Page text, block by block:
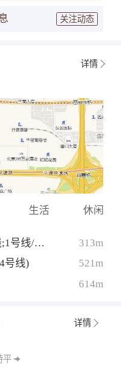
关注动态
详情
生活 休闲
大望路(在建28号线;14号线;1号线/八通线)
313m
号线)
521m
614m
详情
平